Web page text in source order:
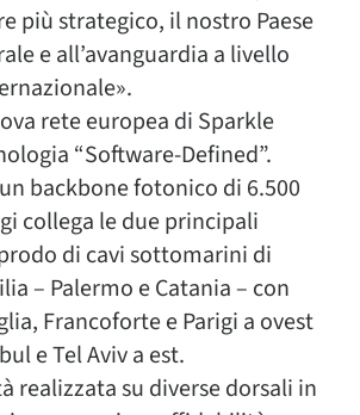
più strategico, il nostro Paese
e all’avanguardia a livello
rete europea di Sparkle
“Software-Defined”.
backbone fotonico di 6.500
collega le due principali
di cavi sottomarini di
– Palermo e Catania – con
Francoforte e Parigi a ovest
e Tel Aviv a est.
realizzata su diverse dorsali in